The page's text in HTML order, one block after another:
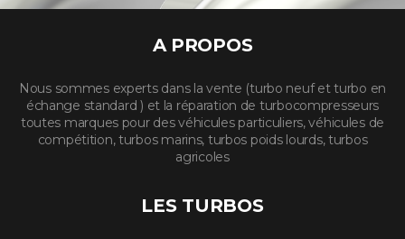
A PROPOS
Nous sommes experts dans la vente (turbo neuf et turbo en
échange standard ) et la réparation de turbocompresseurs
toutes marques pour des véhicules particuliers, véhicules de
compétition, turbos marins, turbos poids lourds, turbos
agricoles
LES TURBOS